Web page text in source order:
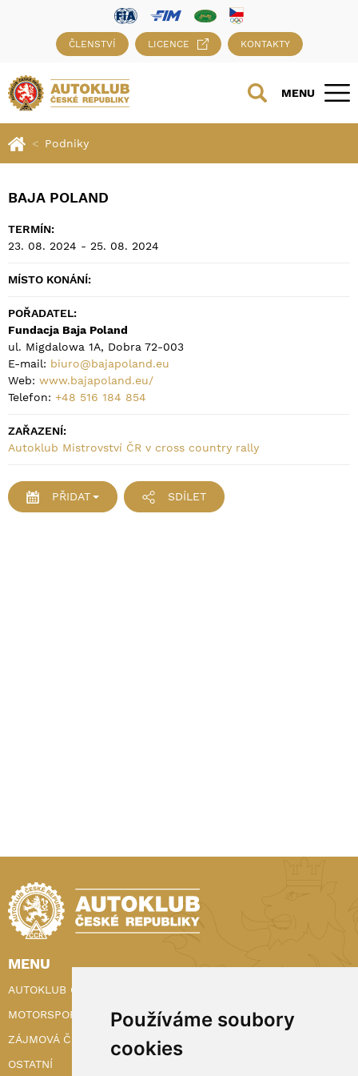
Používáme soubory
cookies
ČLENSTVÍ LICENCE KONTAKTY
MENU
Podniky
BAJA POLAND
TERMÍN:
23. 08. 2024 - 25. 08. 2024
MÍSTO KONÁNÍ:
POŘADATEL:
Fundacja Baja Poland
ul. Migdalowa 1A, Dobra 72-003
E-mail: biuro@bajapoland.eu
Web: www.bajapoland.eu/
Telefon: +48 516 184 854
ZAŘAZENÍ:
Autoklub Mistrovství ČR v cross country rally
PŘIDAT SDÍLET
MENU
AUTOKLUB ČR
MOTORSPORT
ZÁJMOVÁ ČINNOST
OSTATNÍ